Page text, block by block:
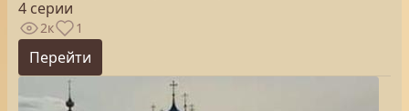
4 серии
2к 1
Перейти